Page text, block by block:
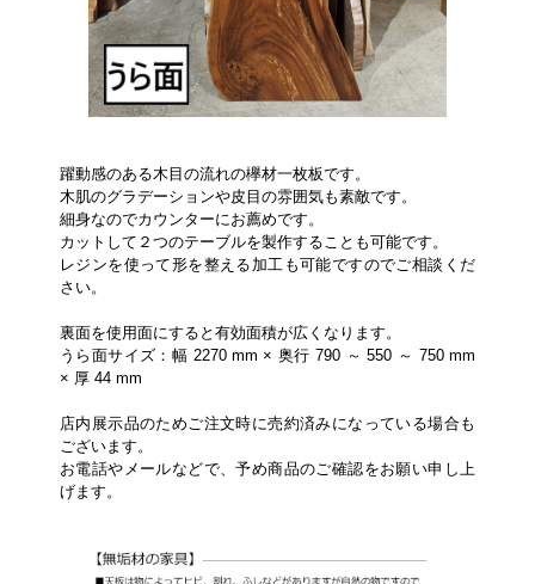
躍動感のある木目の流れの欅材一枚板です。
木肌のグラデーションや皮目の雰囲気も素敵です。
細身なのでカウンターにお薦めです。
カットして２つのテーブルを製作することも可能です。
レジンを使って形を整える加工も可能ですのでご相談くだ
さい。
裏面を使用面にすると有効面積が広くなります。
うら面サイズ：幅 2270 mm × 奥行 790 ～ 550 ～ 750 mm
× 厚 44 mm
店内展示品のためご注文時に売約済みになっている場合も
ございます。
お電話やメールなどで、予め商品のご確認をお願い申し上
げます。